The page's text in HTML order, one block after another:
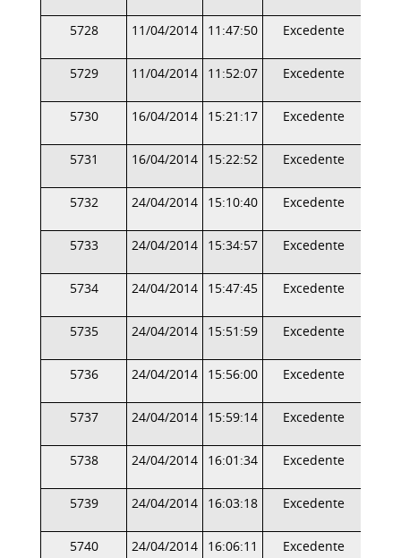
5728 11/04/2014 11:47:50 Excedente
5729 11/04/2014 11:52:07 Excedente
5730 16/04/2014 15:21:17 Excedente
5731 16/04/2014 15:22:52 Excedente
5732 24/04/2014 15:10:40 Excedente
5733 24/04/2014 15:34:57 Excedente
5734 24/04/2014 15:47:45 Excedente
5735 24/04/2014 15:51:59 Excedente
5736 24/04/2014 15:56:00 Excedente
5737 24/04/2014 15:59:14 Excedente
5738 24/04/2014 16:01:34 Excedente
5739 24/04/2014 16:03:18 Excedente
5740 24/04/2014 16:06:11 Excedente